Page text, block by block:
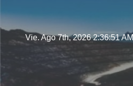
Vie. Ago 7th, 20262:36:52 AM